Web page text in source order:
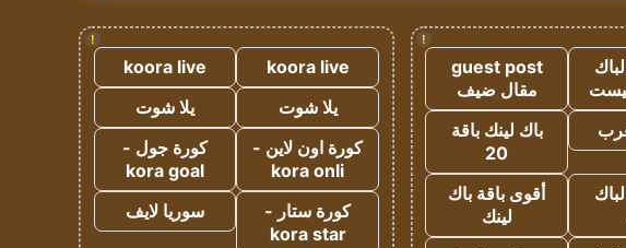
!
guest post
مقال ضيف
باك لينك باقة
20
أقوى باقة باك
لينك
!
koora live
koora live
يلا شوت
يلا شوت
كورة اون لاين -
kora onli
كورة جول -
kora goal
كورة ستار -
kora star
سوريا لايف